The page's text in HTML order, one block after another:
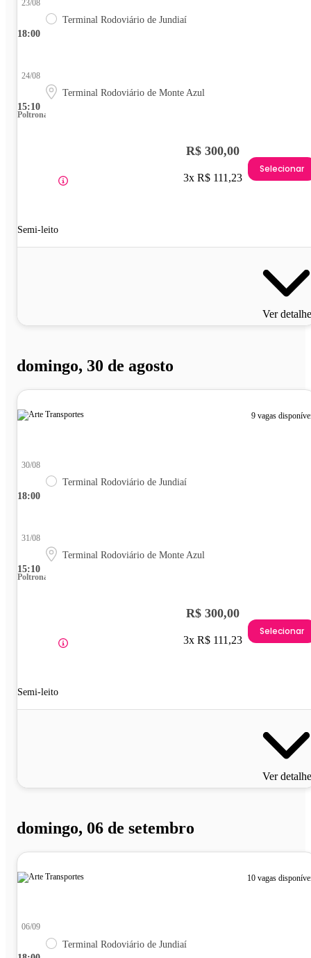
18:00
23/08
Terminal Rodoviário de Jundiaí
15:10
24/08
Terminal Rodoviário de Monte Azul
Poltrona
Semi-leito
R$ 300,00
3x R$ 111,23
Selecionar
Ver
domingo, 30 de agosto
9 vagas
18:00
30/08
Terminal Rodoviário de Jundiaí
15:10
31/08
Terminal Rodoviário de Monte Azul
Poltrona
Semi-leito
R$ 300,00
3x R$ 111,23
Selecionar
Ver
domingo, 06 de setembro
10 vagas
06/09
Terminal Rodoviário de Jundiaí